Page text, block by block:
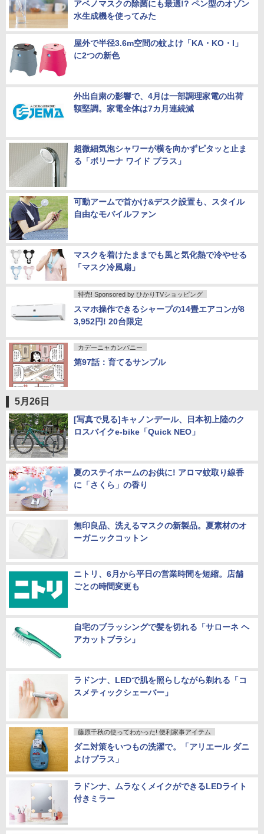
アベノマスクの除菌にも最適!? ペン型のオゾン
水生成機を使ってみた
屋外で半径3.6m空間の蚊よけ「KA・KO・I」
に2つの新色
外出自粛の影響で、4月は一部調理家電の出荷
額堅調。家電全体は7カ月連続減
超微細気泡シャワーが横を向かずピタッと止ま
る「ボリーナ ワイド プラス」
可動アームで首かけ&デスク設置も、スタイル
自由なモバイルファン
マスクを着けたままでも風と気化熱で冷やせる
「マスク冷風扇」
特売! Sponsored by ひかりTVショッピング
スマホ操作できるシャープの14畳エアコンが8
3,952円! 20台限定
カデーニャカンパニー
第97話：育てるサンプル
5月26日
[写真で見る]キャノンデール、日本初上陸のク
ロスバイクe-bike「Quick NEO」
夏のステイホームのお供に! アロマ蚊取り線香
に「さくら」の香り
無印良品、洗えるマスクの新製品。夏素材のオ
ーガニックコットン
ニトリ、6月から平日の営業時間を短縮。店舗
ごとの時間変更も
自宅のブラッシングで髪を切れる「サローネ ヘ
アカットブラシ」
ラドンナ、LEDで肌を照らしながら剃れる「コ
スメティックシェーバー」
藤原千秋の使ってわかった! 便利家事アイテム
ダニ対策をいつもの洗濯で。「アリエール ダニ
よけプラス」
ラドンナ、ムラなくメイクができるLEDライト
付きミラー